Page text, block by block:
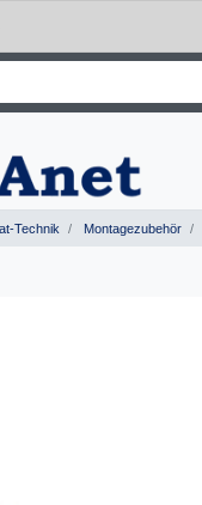
Technik Montagezubehör